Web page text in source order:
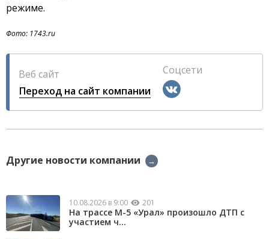
режиме.
Фото: 1743.ru
Веб сайт
Переход на сайт компании
Соцсети
Другие новости компании →
10.08.2026 в 9:00 201
На трассе М-5 «Урал» произошло ДТП с
участием ч...